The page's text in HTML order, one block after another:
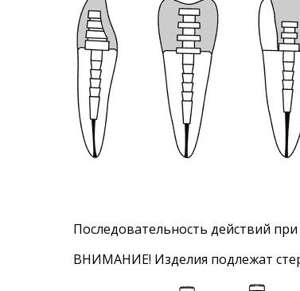
Последовательность действий
ВНИМАНИЕ! Изделия подлежат